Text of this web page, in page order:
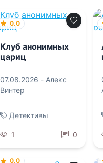
0.0
Клуб анонимных
цариц
07.08.2026 - Алекс
Винтер
Детективы
1 0
0.0